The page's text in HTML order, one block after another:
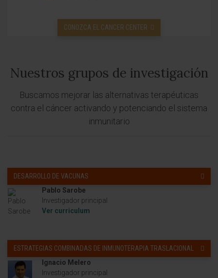
CONOZCA EL CANCER CENTER
Nuestros grupos de investigación
Buscamos mejorar las alternativas terapéuticas
contra el cáncer activando y potenciando el sistema
inmunitario
DESARROLLO DE VACUNAS
Pablo Sarobe
Investigador principal
Ver curriculum
ESTRATEGIAS COMBINADAS DE INMUNOTERAPIA TRASLACIONAL
Ignacio Melero
Investigador principal